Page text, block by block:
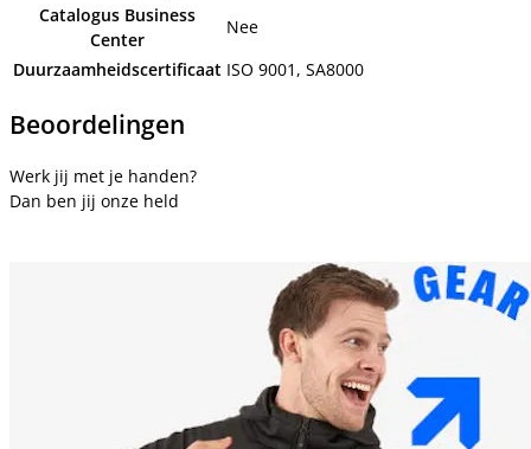
Catalogus Business
Center
Nee
Duurzaamheidscertificaat ISO 9001, SA8000
Beoordelingen
Werk jij met je handen?
Dan ben jij onze held